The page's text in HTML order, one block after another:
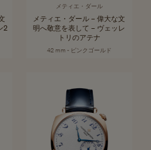
2
メティエ・ダール
メティエ・ダール – 偉大な文
明へ敬意を表して – ヴェッレ
トリのアテナ
42 mm - ピンクゴールド